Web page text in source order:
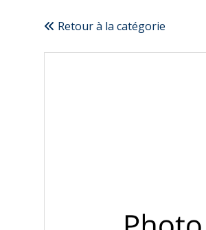
Retour à la catégorie